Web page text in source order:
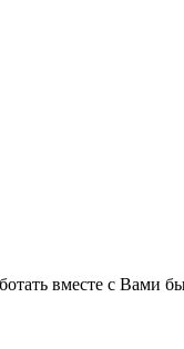
вместе с Вами